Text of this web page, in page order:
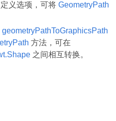
义选项，可将 GeometryPath
geometryPathToGraphicsPath
方法，可在
之间相互转换。